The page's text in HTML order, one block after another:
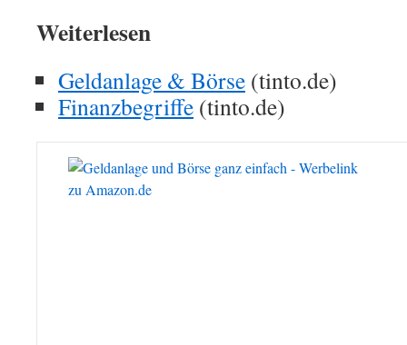
Weiterlesen
Geldanlage & Börse (tinto.de)
Finanzbegriffe (tinto.de)